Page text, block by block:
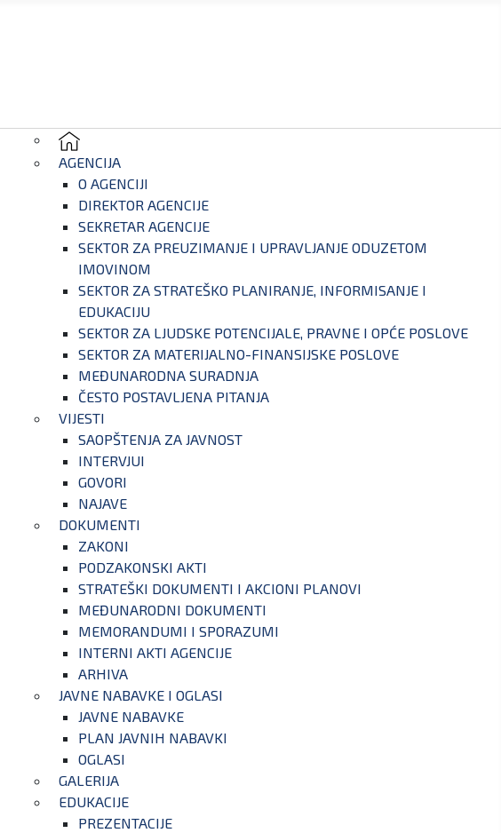
AGENCIJA
O AGENCIJI
DIREKTOR AGENCIJE
SEKRETAR AGENCIJE
SEKTOR ZA PREUZIMANJE I UPRAVLJANJE ODUZETOM
IMOVINOM
SEKTOR ZA STRATEŠKO PLANIRANJE, INFORMISANJE I
EDUKACIJU
SEKTOR ZA LJUDSKE POTENCIJALE, PRAVNE I OPĆE POSLOVE
SEKTOR ZA MATERIJALNO-FINANSIJSKE POSLOVE
MEĐUNARODNA SURADNJA
ČESTO POSTAVLJENA PITANJA
VIJESTI
SAOPŠTENJA ZA JAVNOST
INTERVJUI
GOVORI
NAJAVE
DOKUMENTI
ZAKONI
PODZAKONSKI AKTI
STRATEŠKI DOKUMENTI I AKCIONI PLANOVI
MEĐUNARODNI DOKUMENTI
MEMORANDUMI I SPORAZUMI
INTERNI AKTI AGENCIJE
ARHIVA
JAVNE NABAVKE I OGLASI
JAVNE NABAVKE
PLAN JAVNIH NABAVKI
OGLASI
GALERIJA
EDUKACIJE
PREZENTACIJE